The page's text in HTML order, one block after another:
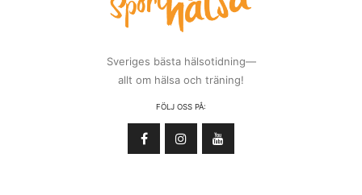
Sveriges bästa hälsotidning—
allt om hälsa och träning!
FÖLJ OSS PÅ: